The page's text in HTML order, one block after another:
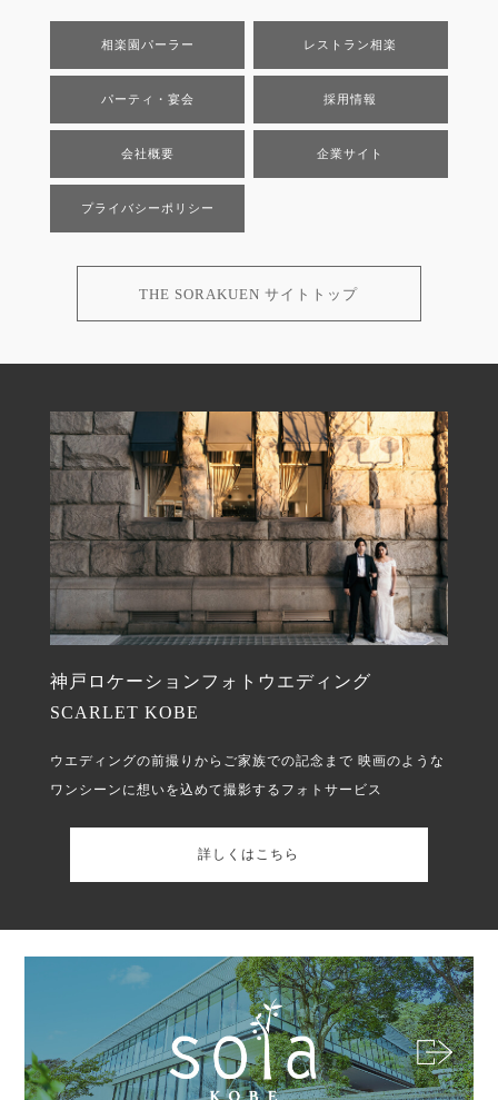
相楽園パーラー レストラン相楽
パーティ・宴会 採用情報
会社概要 企業サイト
プライバシーポリシー
THE SORAKUEN サイトトップ
神戸ロケーションフォトウエディング
SCARLET KOBE
ウエディングの前撮りからご家族での記念まで 映画のような
ワンシーンに想いを込めて撮影するフォトサービス
詳しくはこちら